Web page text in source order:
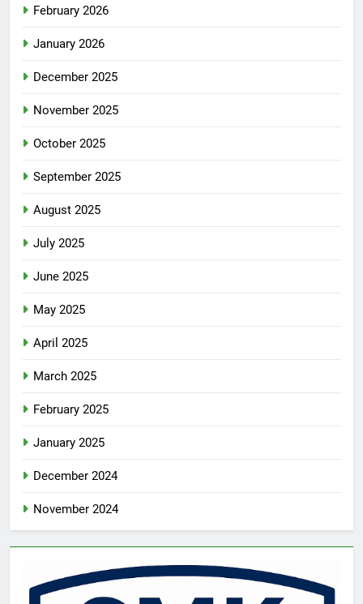
February 2026
January 2026
December 2025
November 2025
October 2025
September 2025
August 2025
July 2025
June 2025
May 2025
April 2025
March 2025
February 2025
January 2025
December 2024
November 2024